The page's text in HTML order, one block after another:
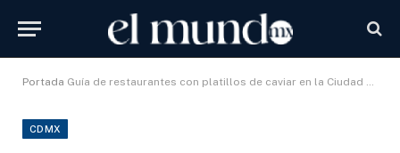
Portada Guía de restaurantes con platillos de caviar en la Ciudad de México: de nuggets a alta cocina
CDMX